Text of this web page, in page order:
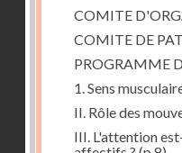
COMITE
COMITE DE
PROGRAMME
1. Sens
II. Rôle des
III. L'attention